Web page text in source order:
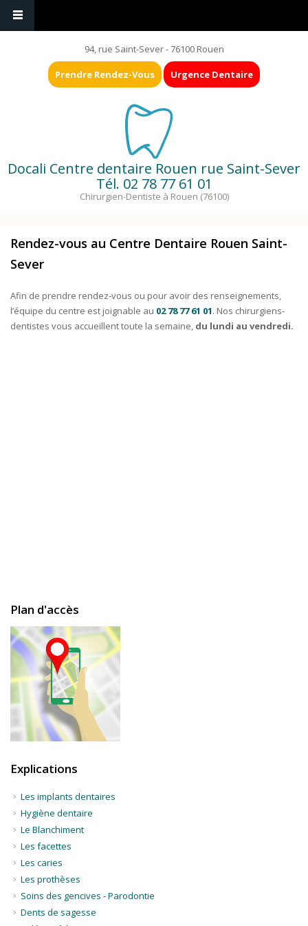
94, rue Saint-Sever - 76100 Rouen
Prendre Rendez-Vous Urgence Dentaire
Docali Centre dentaire Rouen rue Saint-Sever
Tél. 02 78 77 61 01
Chirurgien-Dentiste à Rouen (76100)
Rendez-vous au Centre Dentaire Rouen Saint-
Sever
Afin de prendre rendez-vous ou pour avoir des renseignements,
l’équipe du centre est joignable au 02 78 77 61 01. Nos chirurgiens-
dentistes vous accueillent toute la semaine, du lundi au vendredi.
Plan d'accès
Explications
Les implants dentaires
Hygiène dentaire
Le Blanchiment
Les facettes
Les caries
Les prothèses
Soins des gencives - Parodontie
Dents de sagesse